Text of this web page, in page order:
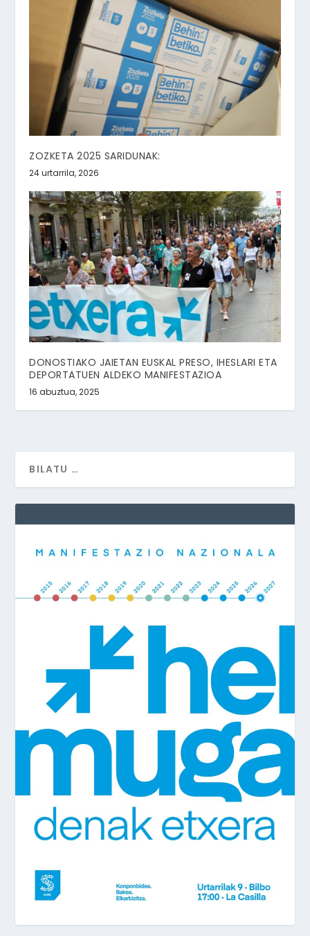
ZOZKETA 2025 SARIDUNAK:
24 urtarrila, 2026
DONOSTIAKO JAIETAN EUSKAL PRESO, IHESLARI ETA
DEPORTATUEN ALDEKO MANIFESTAZIOA
16 abuztua, 2025